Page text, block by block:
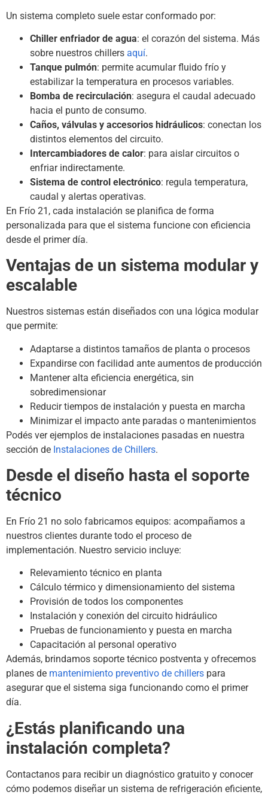
Un sistema completo suele estar conformado por:
Chiller enfriador de agua: el corazón del sistema. Más
sobre nuestros chillers aquí.
Tanque pulmón: permite acumular fluido frío y
estabilizar la temperatura en procesos variables.
Bomba de recirculación: asegura el caudal adecuado
hacia el punto de consumo.
Caños, válvulas y accesorios hidráulicos: conectan los
distintos elementos del circuito.
Intercambiadores de calor: para aislar circuitos o
enfriar indirectamente.
Sistema de control electrónico: regula temperatura,
caudal y alertas operativas.
En Frío 21, cada instalación se planifica de forma
personalizada para que el sistema funcione con eficiencia
desde el primer día.
Ventajas de un sistema modular y
escalable
Nuestros sistemas están diseñados con una lógica modular
que permite:
Adaptarse a distintos tamaños de planta o procesos
Expandirse con facilidad ante aumentos de producción
Mantener alta eficiencia energética, sin
sobredimensionar
Reducir tiempos de instalación y puesta en marcha
Minimizar el impacto ante paradas o mantenimientos
Podés ver ejemplos de instalaciones pasadas en nuestra
sección de Instalaciones de Chillers.
Desde el diseño hasta el soporte
técnico
En Frío 21 no solo fabricamos equipos: acompañamos a
nuestros clientes durante todo el proceso de
implementación. Nuestro servicio incluye:
Relevamiento técnico en planta
Cálculo térmico y dimensionamiento del sistema
Provisión de todos los componentes
Instalación y conexión del circuito hidráulico
Pruebas de funcionamiento y puesta en marcha
Capacitación al personal operativo
Además, brindamos soporte técnico postventa y ofrecemos
planes de mantenimiento preventivo de chillers para
asegurar que el sistema siga funcionando como el primer
día.
¿Estás planificando una
instalación completa?
Contactanos para recibir un diagnóstico gratuito y conocer
cómo podemos diseñar un sistema de refrigeración eficiente,